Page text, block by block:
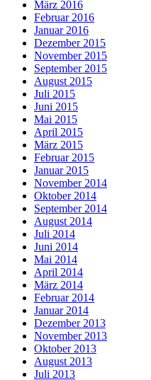
März 2016
Februar 2016
Januar 2016
Dezember 2015
November 2015
September 2015
August 2015
Juli 2015
Juni 2015
Mai 2015
April 2015
März 2015
Februar 2015
Januar 2015
November 2014
Oktober 2014
September 2014
August 2014
Juli 2014
Juni 2014
Mai 2014
April 2014
März 2014
Februar 2014
Januar 2014
Dezember 2013
November 2013
Oktober 2013
August 2013
Juli 2013